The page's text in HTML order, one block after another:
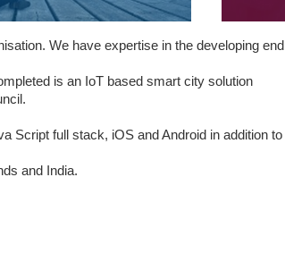
We have expertise in the developing end
is an IoT based smart city solution
Script full stack, iOS and Android in addition to
and India.